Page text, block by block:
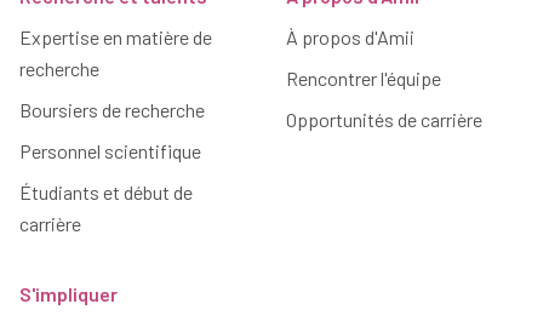
Expertise en matière de
recherche
Boursiers de recherche
Personnel scientifique
Étudiants et début de
carrière
À propos d'Amii
Rencontrer l'équipe
Opportunités de carrière
S'impliquer